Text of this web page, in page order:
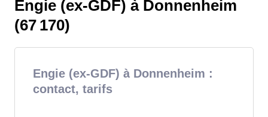
Engie (ex-GDF) à Donnenheim
(67 170)
Engie (ex-GDF) à Donnenheim :
contact, tarifs